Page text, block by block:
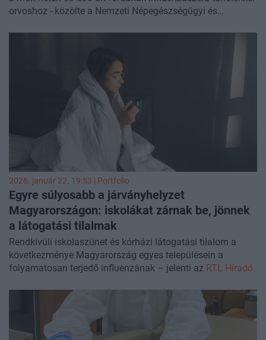
orvoshoz - közölte a Nemzeti Népegészségügyi és
2026. január 22. 19:53 | Portfolio
Egyre súlyosabb a járványhelyzet
Magyarországon: iskolákat zárnak be, jönnek
a látogatási tilalmak
Rendkívüli iskolaszünet és kórházi látogatási tilalom a
következménye Magyarország egyes településein a
folyamatosan terjedő influenzának – jelenti az RTL Híradó.